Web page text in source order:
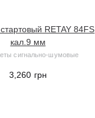
RETAY 84FS
кал.9 мм
сигнально-шумовые
3,260 грн